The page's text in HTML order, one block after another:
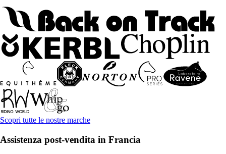
Scopri tutte le nostre marche
Assistenza post-vendita in Francia